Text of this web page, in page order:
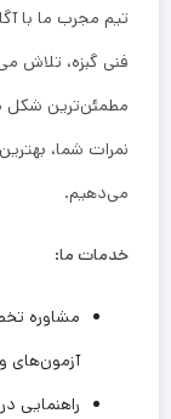
تیم مجرب ما با
فنی گبزه، تلاش
مطمئن‌ترین شکل
نمرات شما،
می‌دهیم.
خدمات ما:
مشاوره
آزمون‌های
راهنمایی